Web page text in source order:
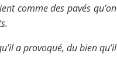
comme des pavés quʼon
a provoqué, du bien quʼil